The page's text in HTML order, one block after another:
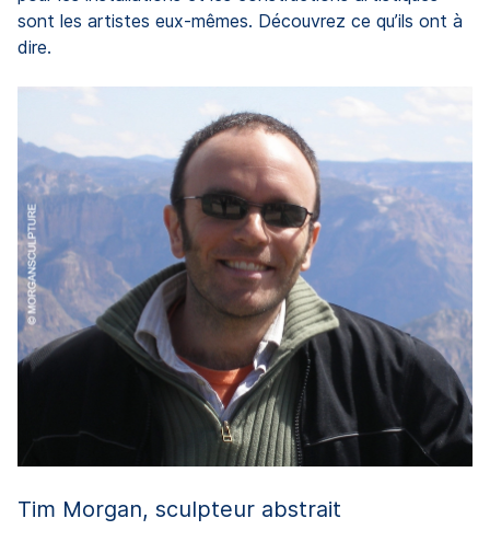
sont les artistes eux-mêmes. Découvrez ce qu’ils ont à
dire.
Tim Morgan, sculpteur abstrait